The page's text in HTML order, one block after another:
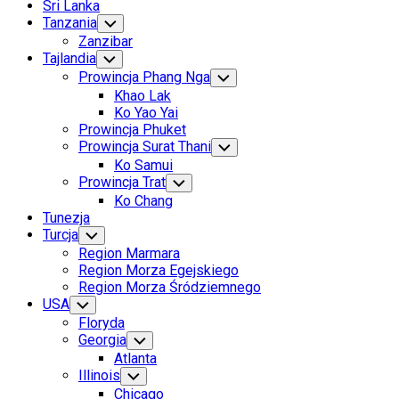
Sri Lanka
Tanzania Toggle
Child
Menu
Zanzibar
Current
Page
Tajlandia Toggle
Child
Menu
Prowincja Phang Nga Toggle
Child
Khao Lak
Ko Yao Yai
Current
Page
Parent
Prowincja Phuket
Prowincja Surat Thani Toggle
Child
Ko Samui
Prowincja Trat Toggle
Child
Menu
Ko Chang
Tunezja
Turcja Toggle
Child
Menu
Region Marmara
Region Morza Egejskiego
Region Morza Śródziemnego
USA Toggle
Child
Menu
Floryda
Georgia Toggle
Child
Menu
Atlanta
Illinois Toggle
Child
Chicago